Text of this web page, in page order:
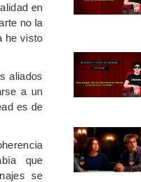
en
no la
he visto
aliados
a un
es de
que
se